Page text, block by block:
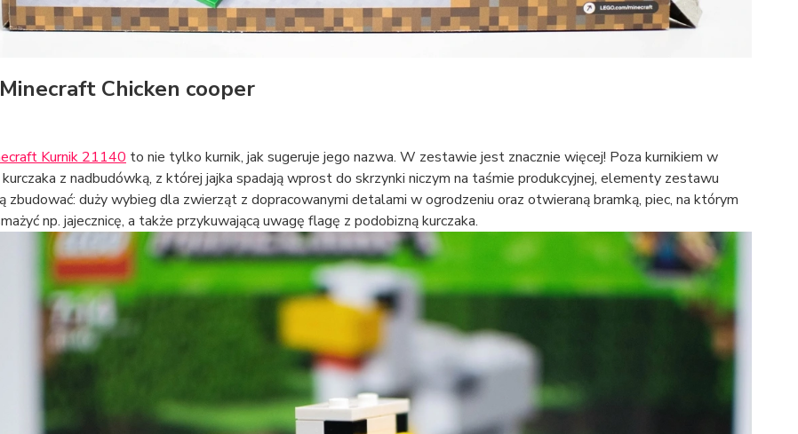
Chicken cooper
Kurnik 21140 to nie tylko kurnik, jak sugeruje jego nazwa. W zestawie jest znacznie więcej! Poza kurnikiem w
kurczaka z nadbudówką, z której jajka spadają wprost do skrzynki niczym na taśmie produkcyjnej, elementy zestawu
zbudować: duży wybieg dla zwierząt z dopracowanymi detalami w ogrodzeniu oraz otwieraną bramką, piec, na którym
np. jajecznicę, a także przykuwającą uwagę flagę z podobizną kurczaka.